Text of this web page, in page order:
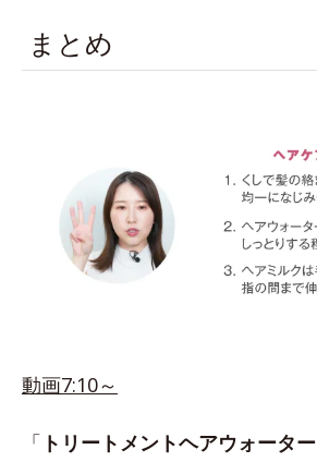
まとめ
動画7:10～
「 トリートメントヘアウォーター